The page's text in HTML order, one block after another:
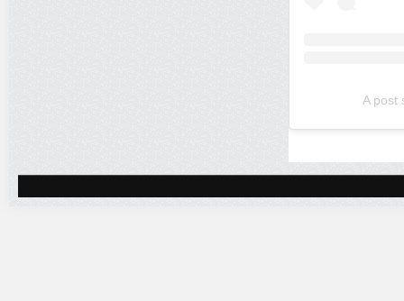
A post